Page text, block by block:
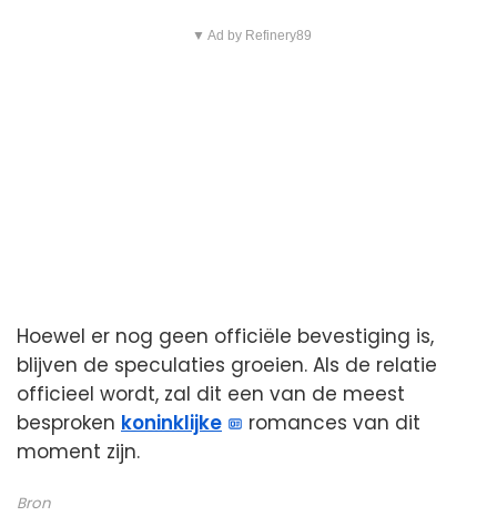
▼ Ad by Refinery89
Hoewel er nog geen officiële bevestiging is,
blijven de speculaties groeien. Als de relatie
officieel wordt, zal dit een van de meest
besproken koninklijke
romances van dit
moment zijn.
Bron